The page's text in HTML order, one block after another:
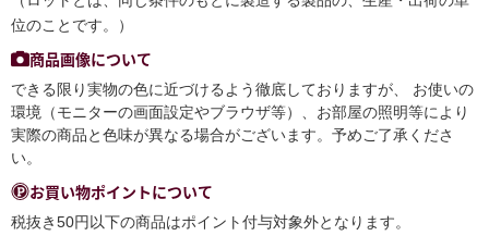
位のことです。）
商品画像について
できる限り実物の色に近づけるよう徹底しておりますが、 お使いの
環境（モニターの画面設定やブラウザ等）、お部屋の照明等により
実際の商品と色味が異なる場合がございます。予めご了承くださ
い。
お買い物ポイントについて
税抜き50円以下の商品はポイント付与対象外となります。